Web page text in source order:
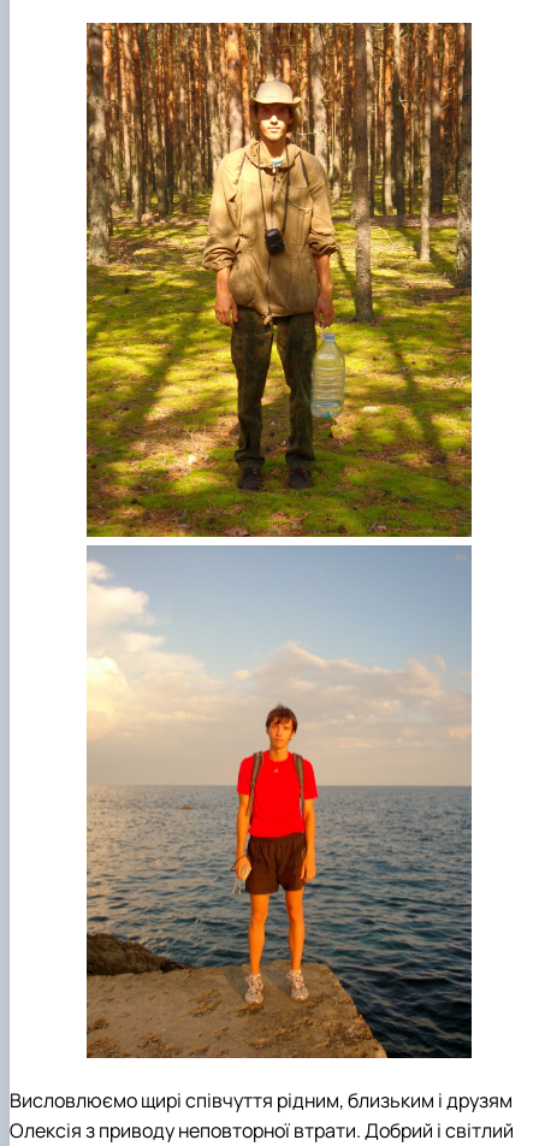
Висловлюємо щирі співчуття рідним, близьким і друзям
Олексія з приводу неповторної втрати. Добрий і світлий